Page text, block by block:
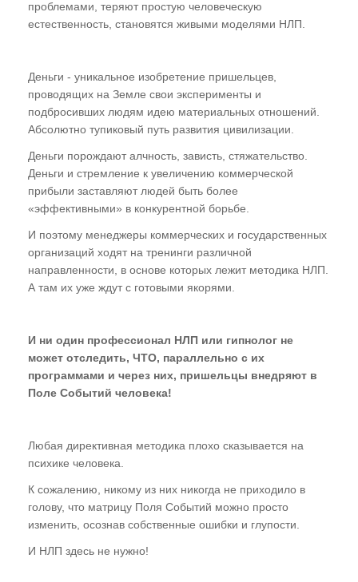
проблемами, теряют простую человеческую
естественность, становятся живыми моделями НЛП.
Деньги - уникальное изобретение пришельцев,
проводящих на Земле свои эксперименты и
подбросивших людям идею материальных отношений.
Абсолютно тупиковый путь развития цивилизации.
Деньги порождают алчность, зависть, стяжательство.
Деньги и стремление к увеличению коммерческой
прибыли заставляют людей быть более
«эффективными» в конкурентной борьбе.
И поэтому менеджеры коммерческих и государственных
организаций ходят на тренинги различной
направленности, в основе которых лежит методика НЛП.
А там их уже ждут с готовыми якорями.
И ни один профессионал НЛП или гипнолог не
может отследить, ЧТО, параллельно с их
программами и через них, пришельцы внедряют в
Поле Событий человека!
Любая директивная методика плохо сказывается на
психике человека.
К сожалению, никому из них никогда не приходило в
голову, что матрицу Поля Событий можно просто
изменить, осознав собственные ошибки и глупости.
И НЛП здесь не нужно!